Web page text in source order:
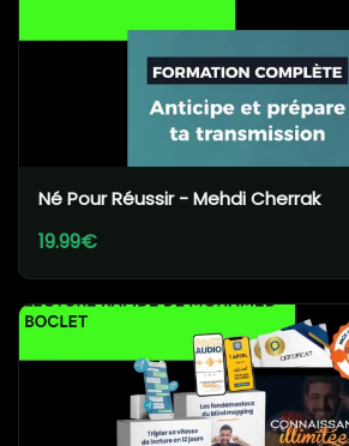
Né Pour Réussir - Mehdi Cherrak
19.99€